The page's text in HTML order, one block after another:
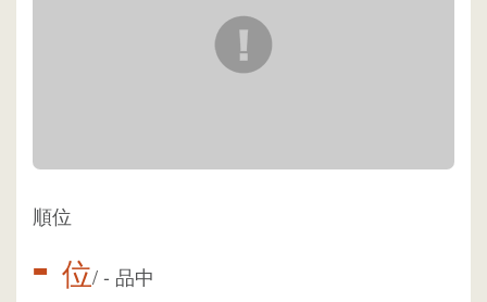
順位
- 位/- 品中